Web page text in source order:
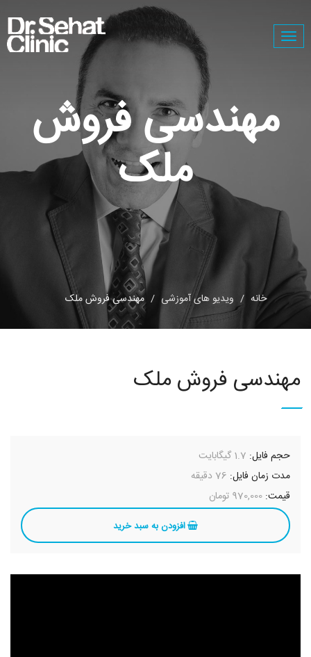
خانه ویدیو های آموزشی مهندسی فروش ملک
مهندسی فروش
ملک
مهندسی فروش ملک
حجم فایل: 1.7 گیگابایت
مدت زمان فایل: 76 دقیقه
قیمت: 970,000 تومان
افزودن به سبد خرید